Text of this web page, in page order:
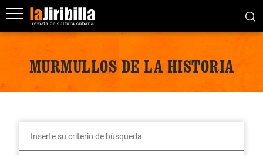
MURMULLOS DE LA HISTORIA